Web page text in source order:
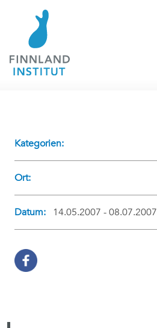
Kategorien:
Ort:
Datum: 14.05.2007 - 08.07.2007